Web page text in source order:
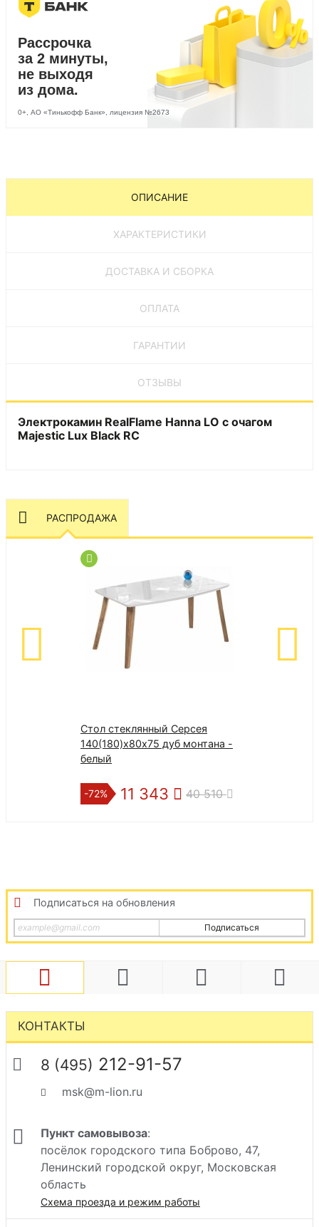
Рассрочка
за 2 минуты,
не выходя
из дома.
0+, АО «Тинькофф Банк», лицензия №2673
ОПИСАНИЕ
ХАРАКТЕРИСТИКИ
ДОСТАВКА И СБОРКА
ОПЛАТА
ГАРАНТИИ
ОТЗЫВЫ
Электрокамин RealFlame Hanna LO с очагом
Majestic Lux Black RC
РАСПРОДАЖА
Стол стеклянный Серсея
140(180)х80х75 дуб монтана -
белый
-72% 11 343 40 510
Подписаться на обновления
Подписаться
КОНТАКТЫ
8 (495) 212-91-57
msk@m-lion.ru
Пункт самовывоза:
посёлок городского типа Боброво, 47,
Ленинский городской округ, Московская
область
Схема проезда и режим работы